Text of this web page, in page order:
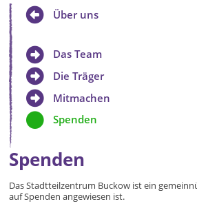
Spenden
Das Stadtteilzentrum Buckow ist ein
auf Spenden angewiesen ist.
Über uns
Das Team
Die Träger
Mitmachen
Spenden